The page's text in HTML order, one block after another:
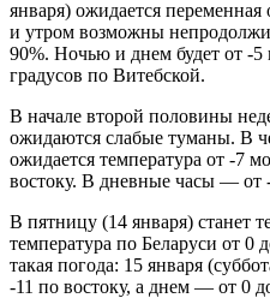
января) ожидается
и утром возможны
90%. Ночью и днем будет от -5
градусов по Витебской.
В начале второй половины
ожидаются слабые туманы. В
ожидается температура от -7
востоку. В дневные часы — от
В пятницу (14 января) станет
температура по Беларуси от
такая погода: 15 января
-11 по востоку, а днем — от 0